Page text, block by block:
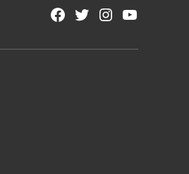
Facebook
TwitterInstagram
YouTube